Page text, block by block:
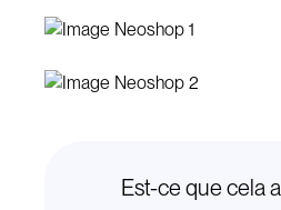
Est-ce que cela